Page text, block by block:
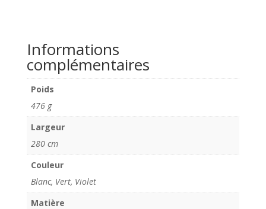
Informations
complémentaires
Poids
476 g
Largeur
280 cm
Couleur
Blanc, Vert, Violet
Matière